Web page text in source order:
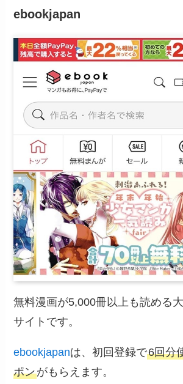
ebookjapan
無料漫画が5,000冊以上も読める
サイトです。
ebookjapanは、初回登録で6回分
ポンがもらえます。